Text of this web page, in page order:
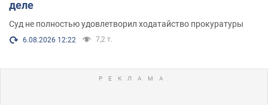
деле
Суд не полностью удовлетворил ходатайство прокуратуры
6.08.2026 12:22 7,2 т.